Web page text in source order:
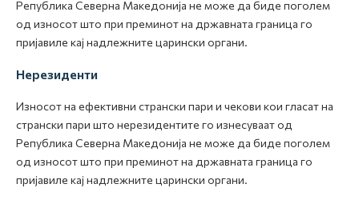
Република Северна Македонија не може да биде поголем
од износот што при преминот на државната граница го
пријавиле кај надлежните царински органи.
Нерезиденти
Износот на ефективни странски пари и чекови кои гласат на
странски пари што нерезидентите го изнесуваат од
Република Северна Македонија не може да биде поголем
од износот што при преминот на државната граница го
пријавиле кај надлежните царински органи.